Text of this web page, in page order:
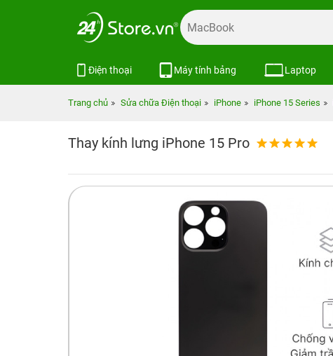
Điện thoại Máy tính bảng Laptop
Trang chủ Sửa chữa Điện thoại iPhone iPhone 15 Series
Thay kính lưng iPhone 15 Pro